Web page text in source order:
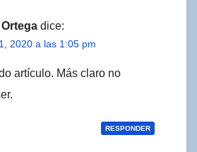
dice:
2020 a las 1:05 pm
artículo. Más claro no
RESPONDER